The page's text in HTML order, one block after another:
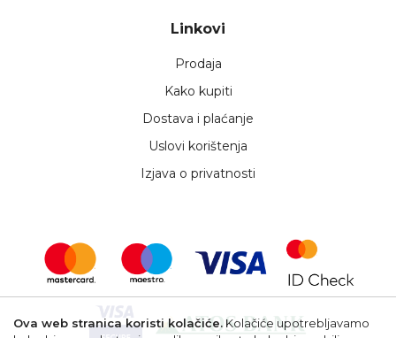
Linkovi
Prodaja
Kako kupiti
Dostava i plaćanje
Uslovi korištenja
Izjava o privatnosti
Ova web stranica koristi kolačiće.Kolačiće upotrebljavamo